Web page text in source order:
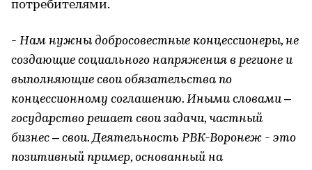
потребителями.
- Нам нужны добросовестные концессионеры, не
создающие социального напряжения в регионе и
выполняющие свои обязательства по
концессионному соглашению. Иными словами –
государство решает свои задачи, частный
бизнес – свои. Деятельность РВК-Воронеж - это
позитивный пример, основанный на